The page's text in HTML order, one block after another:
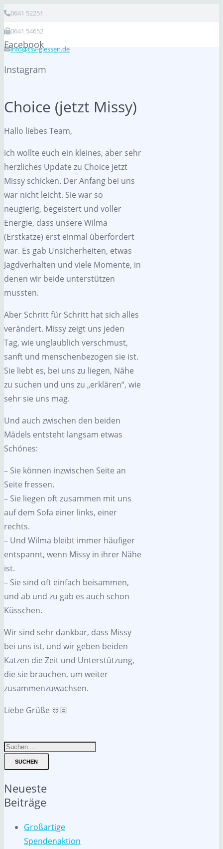
0641 52251
0641 54652
info@tsv-giessen.de
Facebook
Instagram
Choice (jetzt Missy)
Hallo liebes Team,
ich wollte euch ein kleines, aber sehr
herzliches Update zu Choice jetzt
Missy schicken. Der Anfang bei uns
war nicht leicht. Sie war so
neugierig, begeistert und voller
Energie, dass unsere Wilma
(Erstkatze) erst einmal überfordert
war. Es gab Unsicherheiten, etwas
Jagdverhalten und viele Momente, in
denen wir beide unterstützen
mussten.
Aber Schritt für Schritt hat sich alles
verändert. Missy zeigt uns jeden
Tag, wie unglaublich verschmust,
sanft und menschenbezogen sie ist.
Sie liebt es, bei uns zu liegen, Nähe
zu suchen und uns zu „erklären“, wie
sehr sie uns mag.
Und auch zwischen den beiden
Mädels entsteht langsam etwas
Schönes:
– Sie können inzwischen Seite an
Seite fressen.
– Sie liegen oft zusammen mit uns
auf dem Sofa einer links, einer
rechts.
– Und Wilma bleibt immer häufiger
entspannt, wenn Missy in ihrer Nähe
ist.
– Sie sind oft einfach beisammen,
und ab und zu gab es auch schon
Küsschen.
Wir sind sehr dankbar, dass Missy
bei uns ist, und wir geben beiden
Katzen die Zeit und Unterstützung,
die sie brauchen, um weiter
zusammenzuwachsen.
Liebe Grüße 🫶🏻
SUCHEN
Neueste
Beiträge
Großartige
Spendenaktion